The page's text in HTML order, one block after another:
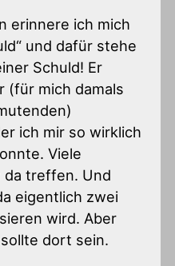
erinnere ich mich
und dafür stehe
Schuld! Er
(für mich damals
ich mir so wirklich
Viele
da treffen. Und
eigentlich zwei
wird. Aber
dort sein.